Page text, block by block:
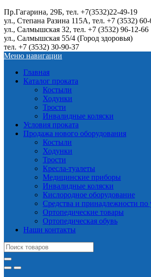
Пр.Гагарина, 29Б, тел. +7(3532)22-49-19
ул., Степана Разина 115А, тел. +7 (3532) 60-
ул., Салмышская 32, тел. +7 (3532) 96-12-66
ул., Салмышская 55/4 (Город здоровья)
тел. +7 (3532) 30-90-37
Меню навигации
Главная
Каталог проката
Костыли
Ходунки
Трости
Инвалидные коляски
Условия проката
Продажа нового оборудования
Костыли
Ходунки
Трости
Кресла-туалеты
Медицинские приборы
Инвалидные коляски
Кислородное оборудование
Средства и принадлежности по
Ортопедические товары
Ортопедическая обувь
Наши контакты
Search
for: